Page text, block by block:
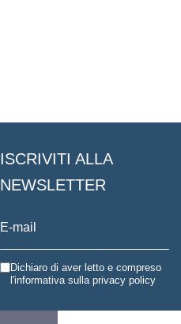
ISCRIVITI ALLA
NEWSLETTER
Dichiaro di aver letto e compreso
l'informativa sullaprivacy policy